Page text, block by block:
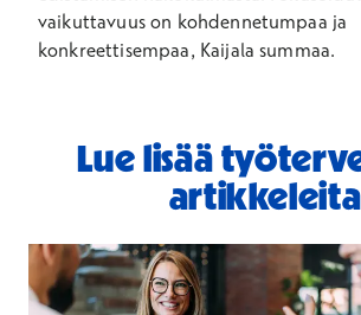
vaikuttavuus on kohdennetumpaa ja
konkreettisempaa, Kaijala summaa.
Lue lisää
artikkeleita